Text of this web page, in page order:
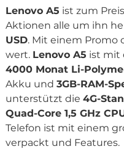
Lenovo A5 ist zum
Aktionen alle um ihn
USD. Mit einem Promo
wert. Lenovo A5 ist mit
4000 Monat Li-
Akku und 3GB-RAM-
unterstützt die 4G-
Quad-Core 1,5 GHz
Telefon ist mit einem
verpackt und Features.